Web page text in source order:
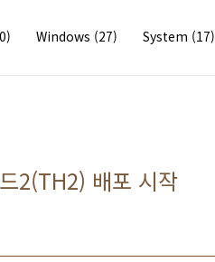
Windows (27) System (17)
2(TH2) 배포 시작